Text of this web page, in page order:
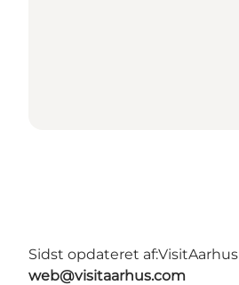
Sidst opdateret af:VisitAarhus
web@visitaarhus.com